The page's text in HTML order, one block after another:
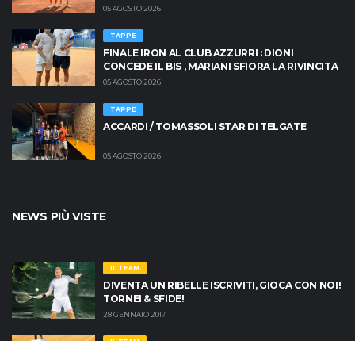
05 AGOSTO 2026
TAPPE
FINALE IRON AL CLUB AZZURRI : DIONI
CONCEDE IL BIS , MARIANI SFIORA LA RIVINCITA
05 AGOSTO 2026
TAPPE
ACCARDI / TOMASSOLI STAR DI TELGATE
05 AGOSTO 2026
NEWS PIÙ VISTE
IL TEAM
DIVENTA UN RIBELLE ISCRIVITI, GIOCA CON NOI!
TORNEI & SFIDE!
28 GENNAIO 2017